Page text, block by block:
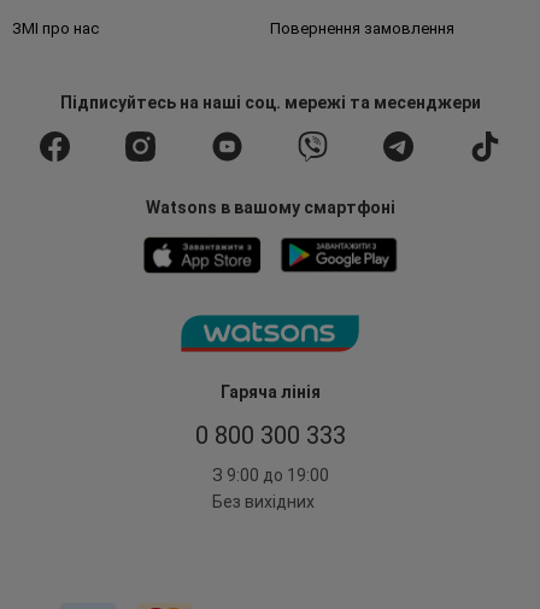
Гаряча лінія
0 800 300 333
З 9:00 до 19:00
Без вихідних
ЗМІ про нас Повернення замовлення
Підписуйтесьна наші соц. мережі та месенджери
Watsons в вашому смартфоні